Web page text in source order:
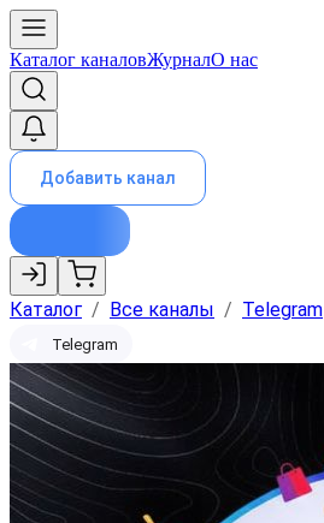
Каталог каналовЖурналО нас
Добавить канал
Каталог / Все каналы / Telegram
Telegram